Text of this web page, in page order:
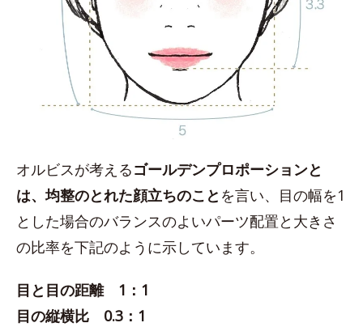
オルビスが考えるゴールデンプロポーションと
は、均整のとれた顔立ちのこと を言い、目の幅を1
とした場合のバランスのよいパーツ配置と大きさ
の比率を下記のように示しています。
目と目の距離 1：1
目の縦横比 0.3：1